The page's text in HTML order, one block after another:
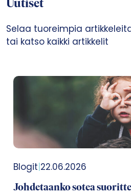
Uutiset
Selaa tuoreimpia
tai katso kaikki artikkelit
Blogit|22.06.2026
Johdetaanko sotea